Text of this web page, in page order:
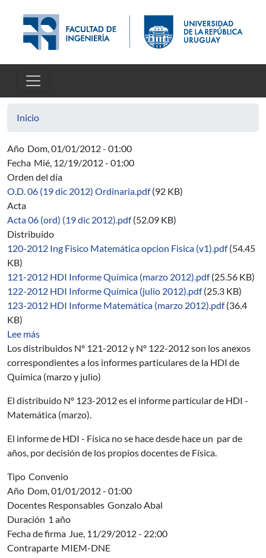
Inicio
Año Dom, 01/01/2012 - 01:00
Fecha Mié, 12/19/2012 - 01:00
Orden del día
O.D. 06 (19 dic 2012) Ordinaria.pdf (92 KB)
Acta
Acta 06 (ord) (19 dic 2012).pdf (52.09 KB)
Distribuido
120-2012 Ing Fisico Matemática opcion Fisica (v1).pdf (54.45
KB)
121-2012 HDI Informe Química (marzo 2012).pdf (25.56 KB)
122-2012 HDI Informe Química (julio 2012).pdf (25.3 KB)
123-2012 HDI Informe Matemática (marzo 2012).pdf (36.4
KB)
Lee mássobre 06/2012-2014
Los distribuidos Nº 121-2012 y Nº 122-2012 son los anexos
correspondientes a los informes particulares de la HDI de
Química (marzo y julio)
El distribuido Nº 123-2012 es el informe particular de HDI -
Matemática (marzo).
El informe de HDI - Física no se hace desde hace un par de
años, por decisión de los propios docentes de Física.
Tipo Convenio
Año Dom, 01/01/2012 - 01:00
Docentes Responsables Gonzalo Abal
Duración 1 año
Fecha de firma Jue, 11/29/2012 - 22:00
Contraparte MIEM-DNE